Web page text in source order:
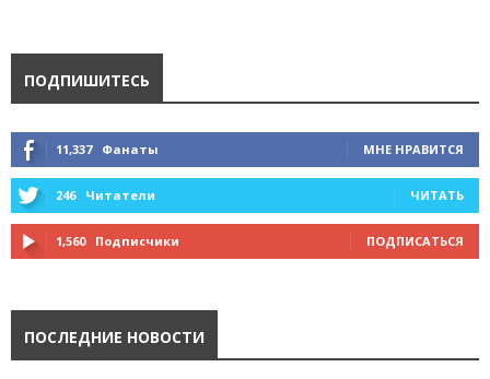
ПОДПИШИТЕСЬ
11,337 Фанаты МНЕ НРАВИТСЯ
246 Читатели ЧИТАТЬ
1,560 Подписчики ПОДПИСАТЬСЯ
ПОСЛЕДНИЕ НОВОСТИ